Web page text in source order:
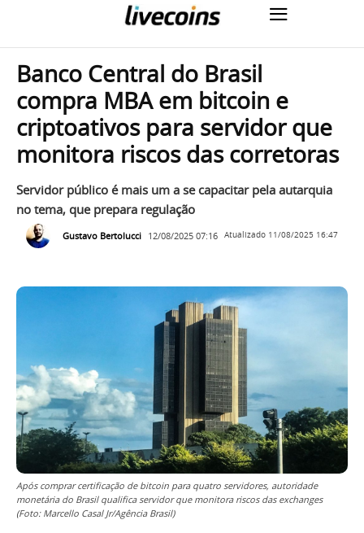
Banco Central do Brasil
compra MBA em bitcoin e
criptoativos para servidor que
monitora riscos das corretoras
Servidor público é mais um a se capacitar pela autarquia
no tema, que prepara regulação
Gustavo Bertolucci 12/08/2025 07:16 Atualizado 11/08/2025 16:47
Após comprar certificação de bitcoin para quatro servidores, autoridade
monetária do Brasil qualifica servidor que monitora riscos das exchanges
(Foto: Marcello Casal Jr/Agência Brasil)